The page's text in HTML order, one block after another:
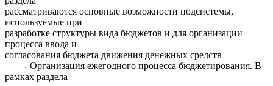
рассматриваются основные возможности подсистемы,
используемые при
разработке структуры вида бюджетов и для организации
процесса ввода и
согласования бюджета движения денежных средств
- Организация ежегодного процесса бюджетирования. В
рамках раздела